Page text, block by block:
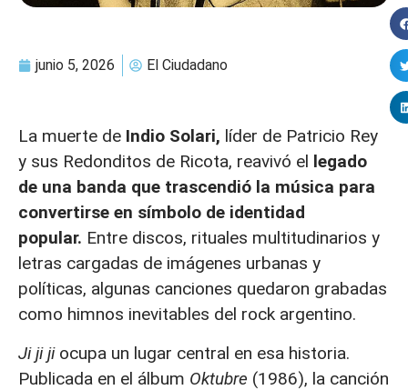
junio 5, 2026 El Ciudadano
La muerte de Indio Solari, líder de Patricio Rey
y sus Redonditos de Ricota, reavivó el legado
de una banda que trascendió la música para
convertirse en símbolo de identidad
popular. Entre discos, rituales multitudinarios y
letras cargadas de imágenes urbanas y
políticas, algunas canciones quedaron grabadas
como himnos inevitables del rock argentino.
Ji ji ji ocupa un lugar central en esa historia.
Publicada en el álbum Oktubre (1986), la canción